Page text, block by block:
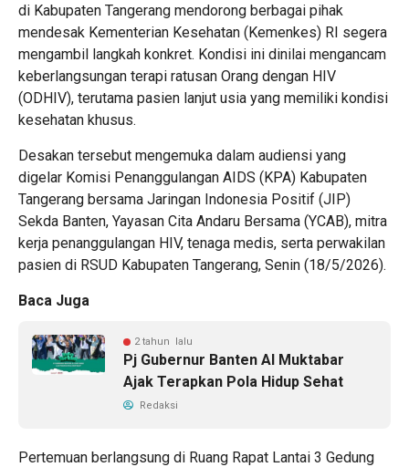
di Kabupaten Tangerang mendorong berbagai pihak
mendesak Kementerian Kesehatan (Kemenkes) RI segera
mengambil langkah konkret. Kondisi ini dinilai mengancam
keberlangsungan terapi ratusan Orang dengan HIV
(ODHIV), terutama pasien lanjut usia yang memiliki kondisi
kesehatan khusus.
Desakan tersebut mengemuka dalam audiensi yang
digelar Komisi Penanggulangan AIDS (KPA) Kabupaten
Tangerang bersama Jaringan Indonesia Positif (JIP)
Sekda Banten, Yayasan Cita Andaru Bersama (YCAB), mitra
kerja penanggulangan HIV, tenaga medis, serta perwakilan
pasien di RSUD Kabupaten Tangerang, Senin (18/5/2026).
Baca Juga
2 tahun lalu
Pj Gubernur Banten Al Muktabar
Ajak Terapkan Pola Hidup Sehat
Redaksi
Pertemuan berlangsung di Ruang Rapat Lantai 3 Gedung